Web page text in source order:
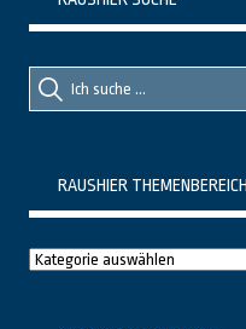
Suche
nach::
Suche
nach:
RAUSHIER
Raushier